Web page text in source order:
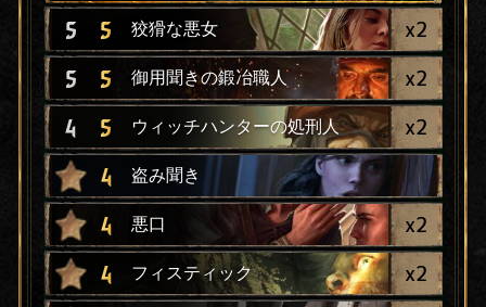
5 5 狡猾な悪女 x2
5 5 御用聞きの鍛冶職人 x2
4 5 ウィッチハンターの処刑人 x2
4 盗み聞き
4 悪口 x2
4 フィスティック x2